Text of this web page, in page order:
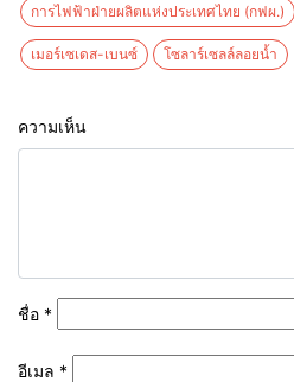
การไฟฟ้าฝ่ายผลิตแห่งประเทศไทย (กฟผ.)
เมอร์เซเดส-เบนซ์ โซลาร์เซลล์ลอยน้ำ
ความเห็น
ชื่อ *
อีเมล *